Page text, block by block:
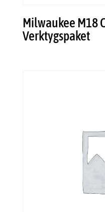
Milwaukee M18
Verktygspaket